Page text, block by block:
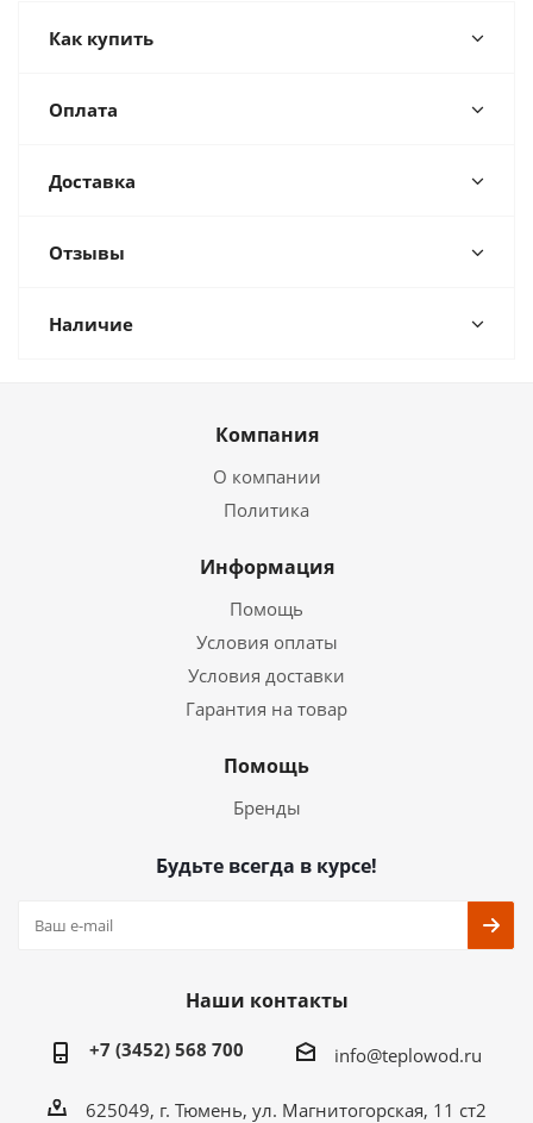
Как купить
Оплата
Доставка
Отзывы
Наличие
Компания
О компании
Политика
Информация
Помощь
Условия оплаты
Условия доставки
Гарантия на товар
Помощь
Бренды
Будьте всегда в курсе!
Наши контакты
+7 (3452) 568 700 info@teplowod.ru
​625049, г. Тюмень, ул. Магнитогорская, 11 ст2